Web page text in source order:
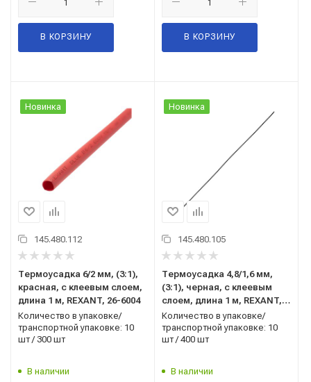
В КОРЗИНУ В КОРЗИНУ
Новинка
145.480.112
Термоусадка 6/2 мм, (3:1),
красная, с клеевым слоем,
длина 1 м, REXANT, 26-6004
Количество в упаковке/
транспортной упаковке: 10
шт / 300 шт
В наличии
Новинка
145.480.105
Термоусадка 4,8/1,6 мм,
(3:1), черная, с клеевым
слоем, длина 1 м, REXANT,
20-4808
Количество в упаковке/
транспортной упаковке: 10
шт / 400 шт
В наличии